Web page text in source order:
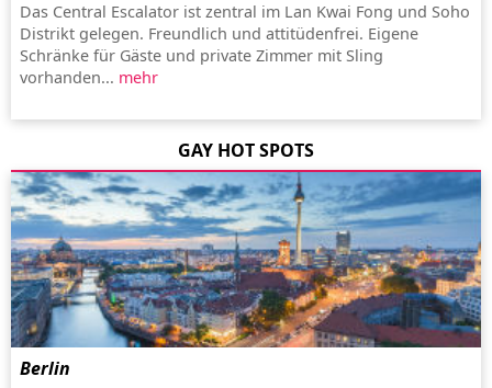
Das Central Escalator ist zentral im Lan Kwai Fong und Soho
Distrikt gelegen. Freundlich und attitüdenfrei. Eigene
Schränke für Gäste und private Zimmer mit Sling
vorhanden... mehr
GAY HOT SPOTS
Berlin